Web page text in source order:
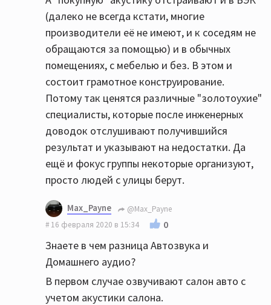
(далеко не всегда кстати, многие
производители её не имеют, и к соседям не
обращаются за помощью) и в обычных
помещениях, с мебелью и без. В этом и
состоит грамотное конструирование.
Потому так ценятся различные "золотоухие"
специалисты, которые после инженерных
доводок отслушивают получившийся
результат и указывают на недостатки. Да
ещё и фокус группы некоторые организуют,
просто людей с улицы берут.
Max_Payne
@Max_Payne
16 февраля 2020 в 15:34
0
Знаете в чем разница Автозвука и
Домашнего аудио?
В первом случае озвучивают салон авто с
учетом акустики салона.